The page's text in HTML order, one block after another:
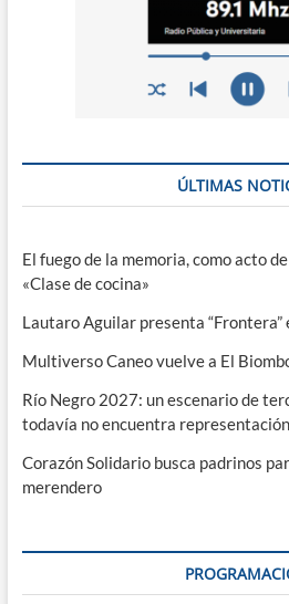
ÚLTIMAS
El fuego de la memoria, como acto
«Clase de cocina»
Lautaro Aguilar presenta “Frontera”
Multiverso Caneo vuelve a El
Río Negro 2027: un escenario de
todavía no encuentra representación
Corazón Solidario busca padrinos
merendero